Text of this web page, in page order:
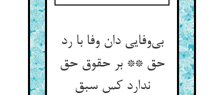
بی‌وفایی دان وفا با رد
حق ** بر حقوق حق
ندارد کس سبق